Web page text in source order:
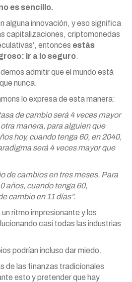
es sencillo.
alguna innovación, y eso significa
capitalizaciones, criptomonedas
entonces estás
ir a lo seguro.
admitir que el mundo está
nunca.
lo expresa de esta manera:
de cambio será 4 veces mayor
manera, para alguien que
hoy, cuando tenga 60, en 2040,
será 4 veces mayor que
de cambios en tres meses. Para
años, cuando tenga 60,
cambio en 11 días”.
ritmo impresionante y los
casi todas las industrias
podrían incluso dar miedo.
de las finanzas tradicionales
esto y pretender que hay